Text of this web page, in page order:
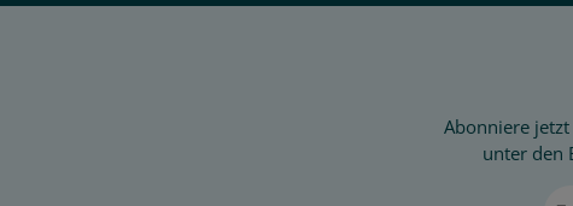
Abonniere
unter den